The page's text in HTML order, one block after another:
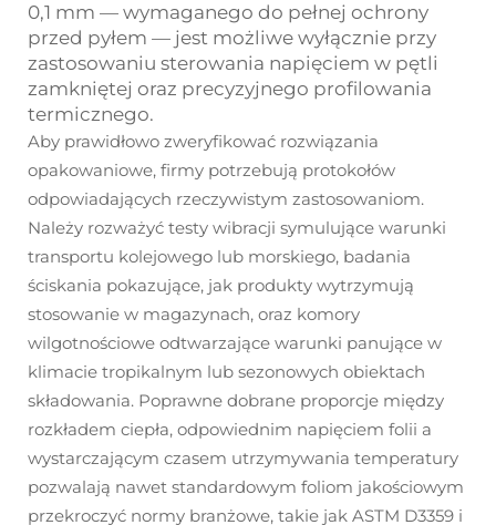
0,1 mm — wymaganego do pełnej ochrony
przed pyłem — jest możliwe wyłącznie przy
zastosowaniu sterowania napięciem w pętli
zamkniętej oraz precyzyjnego profilowania
termicznego.
Aby prawidłowo zweryfikować rozwiązania
opakowaniowe, firmy potrzebują protokołów
odpowiadających rzeczywistym zastosowaniom.
Należy rozważyć testy wibracji symulujące warunki
transportu kolejowego lub morskiego, badania
ściskania pokazujące, jak produkty wytrzymują
stosowanie w magazynach, oraz komory
wilgotnościowe odtwarzające warunki panujące w
klimacie tropikalnym lub sezonowych obiektach
składowania. Poprawne dobrane proporcje między
rozkładem ciepła, odpowiednim napięciem folii a
wystarczającym czasem utrzymywania temperatury
pozwalają nawet standardowym foliom jakościowym
przekroczyć normy branżowe, takie jak ASTM D3359 i